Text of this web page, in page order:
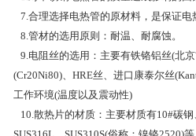
7.合理选择电热管的原材料，是保证电
8.管材的选用原则：耐温、耐腐蚀。
9.电阻丝的选用：主要有铁铬铝丝(北
(Cr20Ni80)、HRE丝、进口康泰尔丝
工作环境(温度以及震动性)
10.散热片的材质：主要材质有10#碳钢